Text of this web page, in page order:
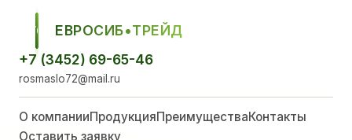
ЕСТ
ЕВРОСИБ•ТРЕЙД
+7 (3452) 69-65-46
rosmaslo72@mail.ru
О компанииПродукцияПреимуществаКонтакты
Оставить заявку